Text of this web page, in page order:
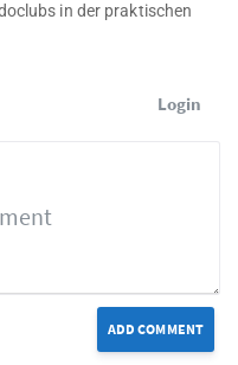
in der praktischen
Login
ADD COMMENT